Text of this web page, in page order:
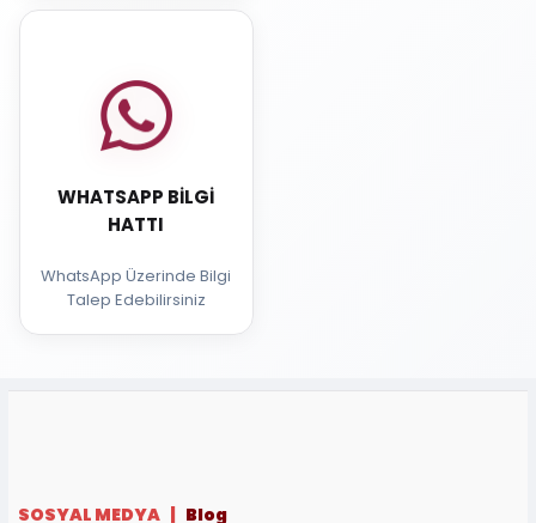
WHATSAPP BILGI
HATTI
WhatsApp Üzerinde Bilgi
Talep Edebilirsiniz
SOSYAL MEDYA | Blog